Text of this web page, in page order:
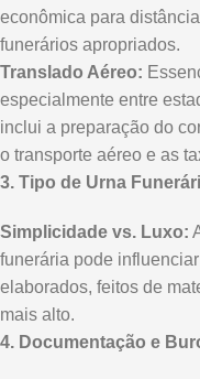
econômica para
funerários apropriados.
Translado Aéreo:
especialmente entre
inclui a preparação do
o transporte aéreo e as
3. Tipo de Urna
Simplicidade vs. Luxo:
funerária pode
elaborados, feitos de
mais alto.
4. Documentação e